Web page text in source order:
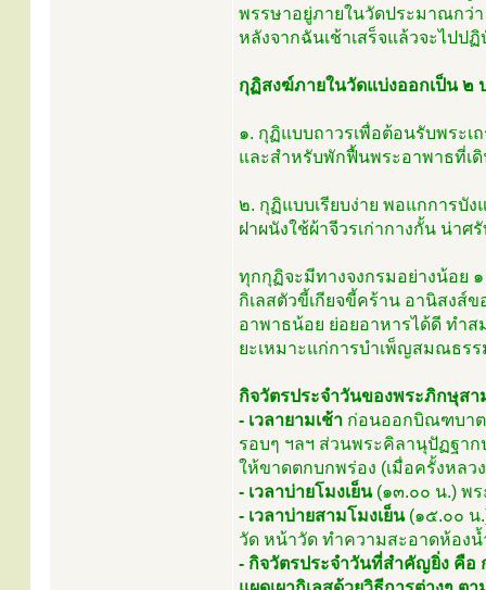
พรรษาอยู่ภายในวัดประมาณกว่
หลังจากฉันเช้าเสร็จแล้วจะไปป
กุฏิสงฆ์ภายในวัดแบ่งออกเป็น ๒
๑. กุฏิแบบถาวรเพื่อต้อนรับพระเ
และสำหรับพักฟื้นพระอาพาธที่เ
๒. กุฏิแบบเรียบง่าย พอแกการบัง
ฝาผนังใช้ผ้าจีวรเก่ากางกั้น น่าศ
ทุกกุฏิจะมีทางจงกรมอย่างน้อย
กิเลสตัวขี้เกียจขี้คร้าน อานิสงส์
อาพาธน้อย ย่อยอาหารได้ดี ทำ
ยะเหมาะแก่การบำเพ็ญสมณธร
กิจวัตรประจำวันของพระภิกษุส
- เวลายามเช้า ก่อนออกบิณฑบาต
รอบๆ ฯลฯ ส่วนพระคิลานุปัฏฐา
ให้ขาดตกบกพร่อง (เมื่อครั้งหลว
- เวลาบ่ายโมงเย็น(๑๓.๐๐ น.) พ
- เวลาบ่ายสามโมงเย็น(๑๕.๐๐ น
วัด หน้าวัด ทำความสะอาดห้อง
- กิจวัตรประจำวันที่สำคัญยิ่ง คือ